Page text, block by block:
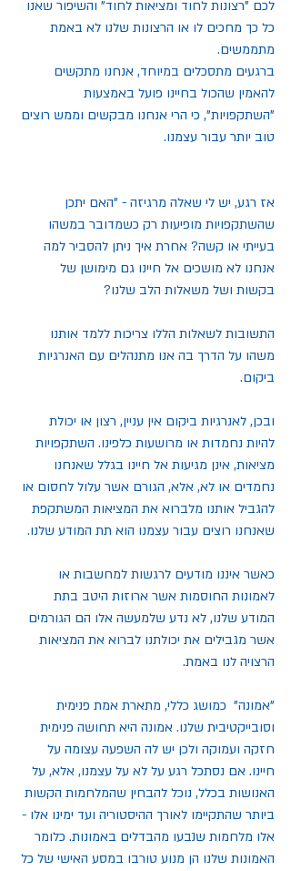
לכם "רצונות לחוד ומציאות לחוד" והשיפור שאנו
כל כך מחכים לו או הרצונות שלנו לא באמת
מתממשים.
ברגעים מתסכלים במיוחד, אנחנו מתקשים
להאמין שהכול בחיינו פועל באמצעות
"השתקפויות", כי הרי אנחנו מבקשים וממש רוצים
טוב יותר עבור עצמנו.
אז רגע, יש לי שאלה מרגיזה - "האם יתכן
שהשתקפויות מופיעות רק כשמדובר במשהו
בעייתי או קשה? אחרת איך ניתן להסביר למה
אנחנו לא מושכים אל חיינו גם מימושן של
בקשות ושל משאלות הלב שלנו?
התשובות לשאלות הללו צריכות ללמד אותנו
משהו על הדרך בה אנו מתנהלים עם האנרגיות
ביקום.
ובכן, לאנרגיות ביקום אין עניין, רצון או יכולת
להיות נחמדות או מרושעות כלפינו. השתקפויות
מציאות, אינן מגיעות אל חיינו בגלל שאנחנו
נחמדים או לא, אלא, הגורם אשר עלול לחסום או
להגביל אותנו מלברוא את המציאות המשתקפת
שאנחנו רוצים עבור עצמנו הוא תת המודע שלנו.
כאשר איננו מודעים לרגשות למחשבות או
לאמונות החוסמות אשר ארוזות היטב בתת
המודע שלנו, לא נדע שלמעשה אלו הם הגורמים
אשר מגבילים את יכולתנו לברוא את המציאות
הרצויה לנו באמת.
"אמונה"  כמושג כללי, מתארת אמת פנימית
וסובייקטיבית שלנו. אמונה היא תחושה פנימית
חזקה ועמוקה ולכן יש לה השפעה עצומה על
חיינו. אם נסתכל רגע על לא על עצמנו, אלא, על
האנושות בכלל, נוכל להבחין שהמלחמות הקשות
ביותר שהתקיימו לאורך ההיסטוריה ועד ימינו אלו -
אלו מלחמות שנבעו מהבדלים באמונות. כלומר
האמונות שלנו הן מנוע טורבו במסע האישי של כל